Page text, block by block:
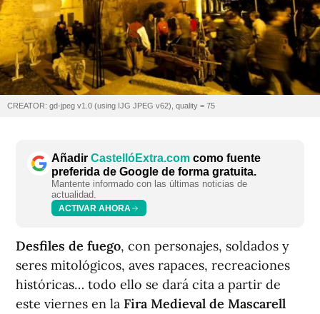
CREATOR: gd-jpeg v1.0 (using IJG JPEG v62), quality = 75
Añadir CastellóExtra.com como fuente
preferida de Google de forma gratuita.
Mantente informado con las últimas noticias de
actualidad.
ACTIVAR AHORA
Desfiles de fuego, con personajes, soldados y
seres mitológicos, aves rapaces, recreaciones
históricas… todo ello se dará cita a partir de
este viernes en la Fira Medieval de Mascarell